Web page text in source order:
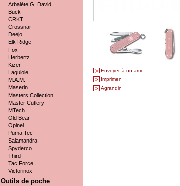
Arbalète G. David
Buck
CRKT
Crossnar
Deejo
Elk Ridge
Fox
Herbertz
Kizer
Laguiole
M.A.M.
Maserin
Masters Collection
Master Cutlery
MTech
Old Bear
Opinel
Puma Tec
Salamandra
Spyderco
Third
Tac Force
Victorinox
Outils de poche
Envoyer à un ami
Imprimer
Agrandir